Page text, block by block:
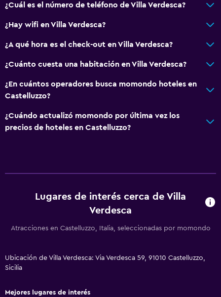
TV de pantalla plana
Sala de estar/TV compartida
TV
Perchero
Servicio de habitaciones
Check-in/check-out privado
Acceso con llave
Estacionamiento y transporte
Estacionamiento gratuito
¿Cuál es el número de teléfono de Villa Verdesca?
¿Hay wifi en Villa Verdesca?
¿A qué hora es el check-out en Villa Verdesca?
¿Cuánto cuesta una habitación en Villa Verdesca?
¿En cuántos operadores busca momondo hoteles en
Castelluzzo?
¿Cuándo actualizó momondo por última vez los
precios de hoteles en Castelluzzo?
Lugares de interés cerca de Villa
Verdesca
Atracciones en Castelluzzo, Italia, seleccionadas por momondo
Ubicación de Villa Verdesca: Via Verdesca 59, 91010 Castelluzzo,
Sicilia
Mejores lugares de interés